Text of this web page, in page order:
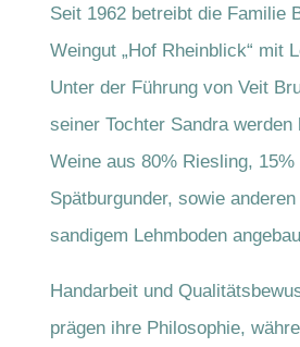
Seit 1962 betreibt die Familie
Weingut „Hof Rheinblick“ mit
Unter der Führung von Veit
seiner Tochter Sandra werden
Weine aus 80% Riesling, 15%
Spätburgunder, sowie
sandigem Lehmboden
Handarbeit und
prägen ihre Philosophie,